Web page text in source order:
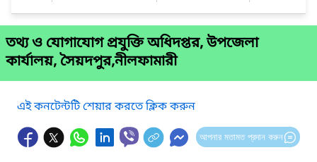
তথ্য ও যোগাযোগ প্রযুক্তি অধিদপ্তর, উপজেলা
কার্যালয়, সৈয়দপুর,নীলফামারী
এই কনটেন্টটি শেয়ার করতে ক্লিক করুন
আপনার মতামত প্রদান করুন